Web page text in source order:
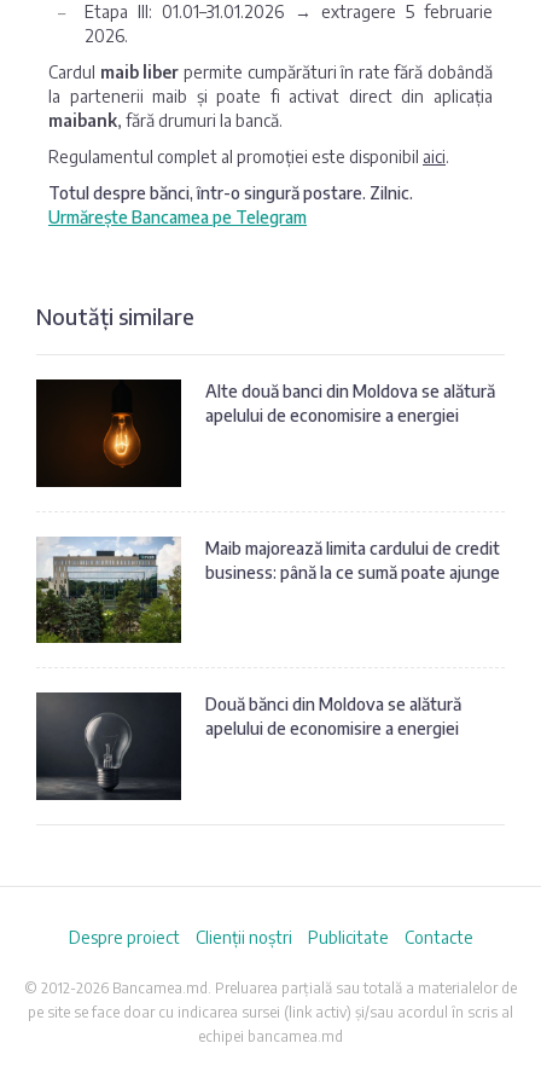
Etapa III: 01.01–31.01.2026 → extragere 5 februarie
2026.
Cardul maib liber permite cumpărături în rate fără dobândă
la partenerii maib și poate fi activat direct din aplicația
maibank, fără drumuri la bancă.
Regulamentul complet al promoției este disponibil aici.
Totul despre bănci, într-o singură postare. Zilnic.
Urmărește Bancamea pe Telegram
Noutăți similare
Alte două banci din Moldova se alătură
apelului de economisire a energiei
Maib majorează limita cardului de credit
business: până la ce sumă poate ajunge
Două bănci din Moldova se alătură
apelului de economisire a energiei
Despre proiect Clienții noștri Publicitate Contacte
© 2012-2026 Bancamea.md. Preluarea parțială sau totală a materialelor de
pe site se face doar cu indicarea sursei (link activ) și/sau acordul în scris al
echipei bancamea.md